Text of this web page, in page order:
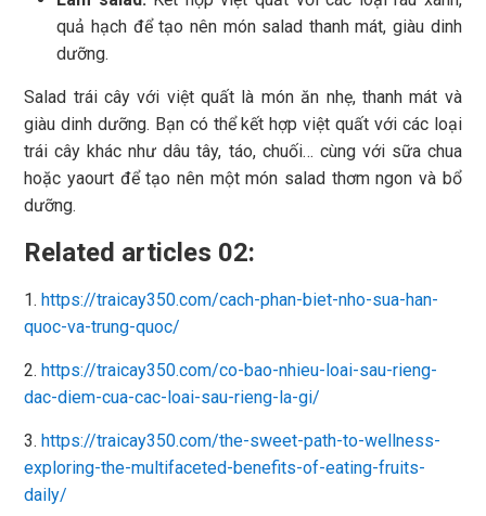
quả hạch để tạo nên món salad thanh mát, giàu dinh
dưỡng.
Salad trái cây với việt quất là món ăn nhẹ, thanh mát và
giàu dinh dưỡng. Bạn có thể kết hợp việt quất với các loại
trái cây khác như dâu tây, táo, chuối… cùng với sữa chua
hoặc yaourt để tạo nên một món salad thơm ngon và bổ
dưỡng.
Related articles 02:
1. https://traicay350.com/cach-phan-biet-nho-sua-han-
quoc-va-trung-quoc/
2. https://traicay350.com/co-bao-nhieu-loai-sau-rieng-
dac-diem-cua-cac-loai-sau-rieng-la-gi/
3. https://traicay350.com/the-sweet-path-to-wellness-
exploring-the-multifaceted-benefits-of-eating-fruits-
daily/